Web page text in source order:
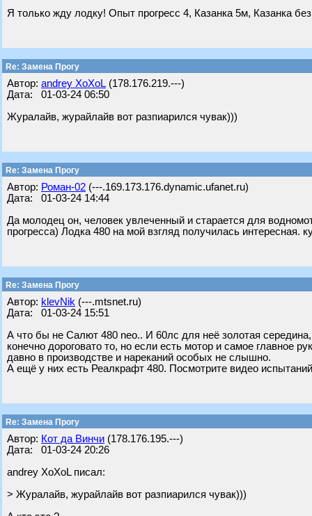
Я только жду лодку! Опыт прогресс 4, Казанка 5м, Казанка
Re: Замена Прогу
Автор: andrey XoXoL (178.176.219.---)
Дата: 01-03-24 06:50
Журалайв, журайлайв вот разпиарился чувак)))
Re: Замена Прогу
Автор: Роман-02 (---.169.173.176.dynamic.ufanet.ru)
Дата: 01-03-24 14:44
Да молодец он, человек увлеченный и старается для
прогресса) Лодка 480 на мой взгляд получилась
Re: Замена Прогу
Автор: klevNik (---.mtsnet.ru)
Дата: 01-03-24 15:51
А что бы не Салют 480 neo.. И 60лс для неё золотая
конечно дороговато то, но если есть мотор и самое главное
давно в производстве и нареканий особых не слышно.
А ещё у них есть Реалкрафт 480. Посмотрите видео
Re: Замена Прогу
Автор: Кот да Винчи (178.176.195.---)
Дата: 01-03-24 20:26
andrey XoXoL писал:
> Журалайв, журайлайв вот разпиарился чувак)))